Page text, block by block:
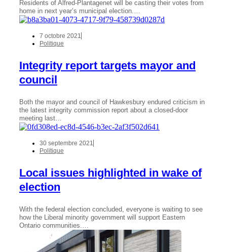
Residents of Alfred-Plantagenet will be casting their votes from
home in next year’s municipal election.…
7 octobre 2021
Politique
Integrity report targets mayor and
council
Both the mayor and council of Hawkesbury endured criticism in
the latest integrity commission report about a closed-door
meeting last…
30 septembre 2021
Politique
Local issues highlighted in wake of
election
With the federal election concluded, everyone is waiting to see
how the Liberal minority government will support Eastern
Ontario communities.…